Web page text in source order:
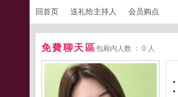
回首页 送礼给主持人 会员购点
免費聊天區包厢内人数 ： 0 人